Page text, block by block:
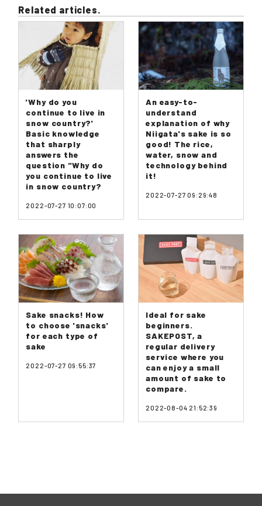
Related articles.
'Why do you
continue to live in
snow country?'
Basic knowledge
that sharply
answers the
question "Why do
you continue to live
in snow country?
2022-07-27 10:07:00
An easy-to-
understand
explanation of why
Niigata's sake is so
good! The rice,
water, snow and
technology behind
it!
2022-07-27 09:29:48
Sake snacks! How
to choose 'snacks'
for each type of
sake
2022-07-27 09:55:37
Ideal for sake
beginners.
SAKEPOST, a
regular delivery
service where you
can enjoy a small
amount of sake to
compare.
2022-08-04 21:52:39